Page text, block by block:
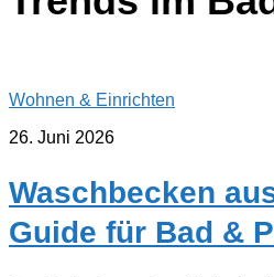
Wohnen & Einrichten
26. Juni 2026
Waschbecken
Guide für Bad &